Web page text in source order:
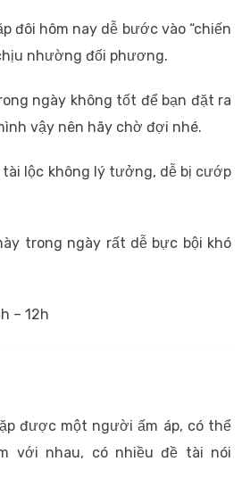
đôi hôm nay dễ bước vào “chiến
nhường đối phương.
ngày không tốt để bạn đặt ra
vậy nên hãy chờ đợi nhé.
tài lộc không lý tưởng, dễ bị cướp
trong ngày rất dễ bực bội khó
– 12h
được một người ấm áp, có thể
với nhau, có nhiều đề tài nói